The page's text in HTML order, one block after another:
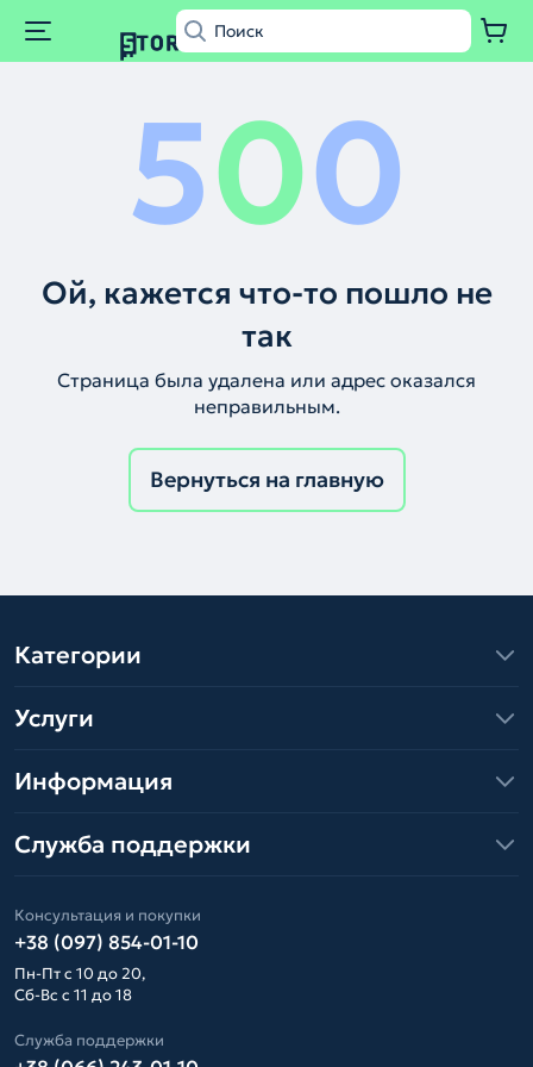
500
Ой, кажется что-то пошло не
так
Страница была удалена или адрес оказался
неправильным.
Вернуться на главную
Категории
Услуги
Информация
Служба поддержки
Консультация и покупки
+38 (097) 854-01-10
Пн-Пт с 10 до 20,
Сб-Вс с 11 до 18
Служба поддержки